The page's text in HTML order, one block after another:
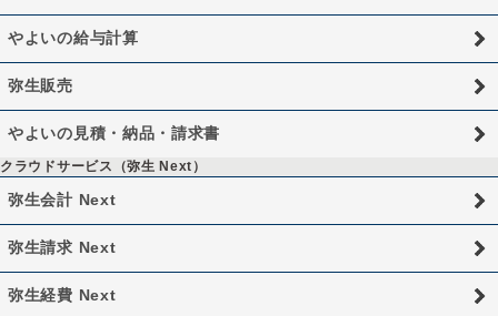
やよいの給与計算
弥生販売
やよいの見積・納品・請求書
クラウドサービス（弥生 Next）
弥生会計 Next
弥生請求 Next
弥生経費 Next